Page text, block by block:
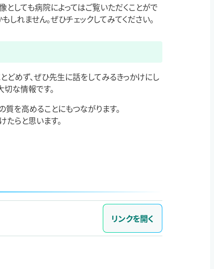
しても病院によってはご覧いただくことがで
れません。ぜひチェックしてみてください。
どめず、ぜひ先生に話をしてみるきっかけにし
な情報です。
を高めることにもつながります。
たらと思います。
リンクを開く